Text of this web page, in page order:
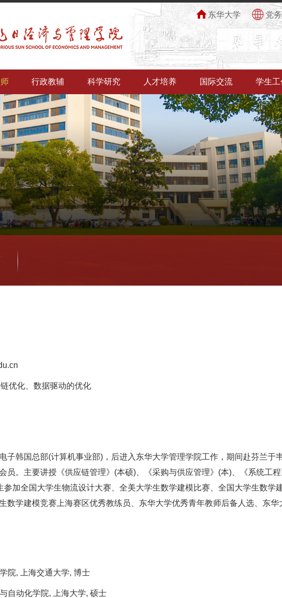
东华大学 党
行政教辅 科学研究 人才培养 国际交流 学生工
优化、数据驱动的优化
子韩国总部(计算机事业部)，后进入东华大学管理学院工作，期间赴芬兰于
员。主要讲授《供应链管理》(本硕)、《采购与供应管理》(本)、《系统工
加全国大学生物流设计大赛、全美大学生数学建模比赛、全国大学生数学
数学建模竞赛上海赛区优秀教练员、东华大学优秀青年教师后备人选、东华
院, 上海交通大学, 博士
自动化学院, 上海大学, 硕士